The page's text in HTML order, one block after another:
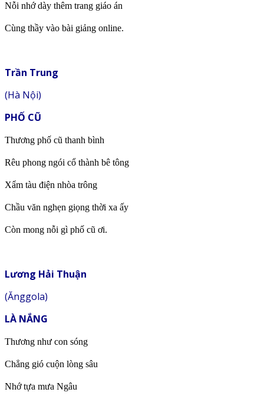
Nỗi nhớ dày thêm trang giáo án
Cùng thầy vào bài giảng online.
Trần Trung
(Hà Nội)
PHỐ CŨ
Thương phố cũ thanh bình
Rêu phong ngói cổ thành bê tông
Xẩm tàu điện nhòa trông
Chầu văn nghẹn giọng thời xa ấy
Còn mong nỗi gì phố cũ ơi.
Lương Hải Thuận
(Ănggola)
LÀ NẮNG
Thương như con sóng
Chẳng gió cuộn lòng sâu
Nhớ tựa mưa Ngâu